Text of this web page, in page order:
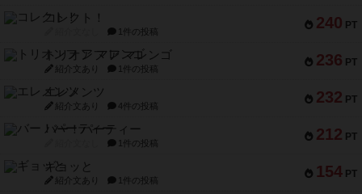
240 PT
コレクト！
1件の投稿
236 PT
トリオンフ ア マレンゴ
紹介文あり 1件の投稿
232 PT
エレメンツ
紹介文あり 4件の投稿
212 PT
バー！パーティー
1件の投稿
154 PT
ギョッと
紹介文あり 1件の投稿